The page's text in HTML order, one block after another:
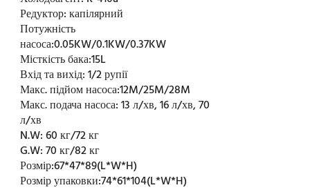
Редуктор:капілярний
Потужність
насоса:0.05KW/0.1KW/0.37KW
Місткість бака:15L
Вхід та вихід:1/2 рупії
Макс. підйом насоса:12M/25M/28M
Макс. подача насоса:13 л/хв, 16 л/хв, 70
л/хв
N.W:60 кг/72 кг
G.W:70 кг/82 кг
Розмір:67*47*89(L*W*H)
Розмір упаковки:74*61*104(L*W*H)